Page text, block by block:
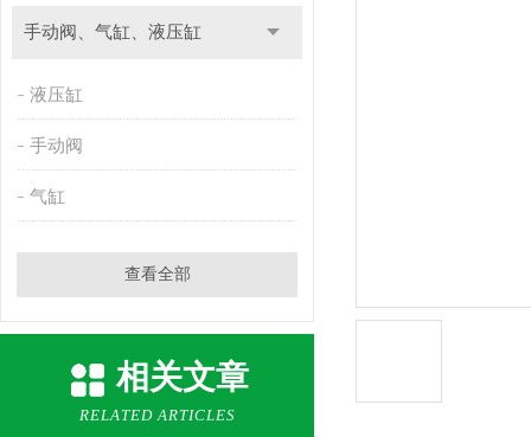
手动阀、气缸、液压缸
液压缸
手动阀
气缸
查看全部
相关文章
RELATED ARTICLES